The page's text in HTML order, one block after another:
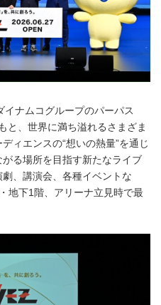
ナムコグループのパーパス
と、世界に満ち溢れるさまざま
ィエンスの“想いの熱量”を通じ
る場所を目指す新たなライブ
、講演会、各種イベントな
地下1階、アリーナ立見時で最